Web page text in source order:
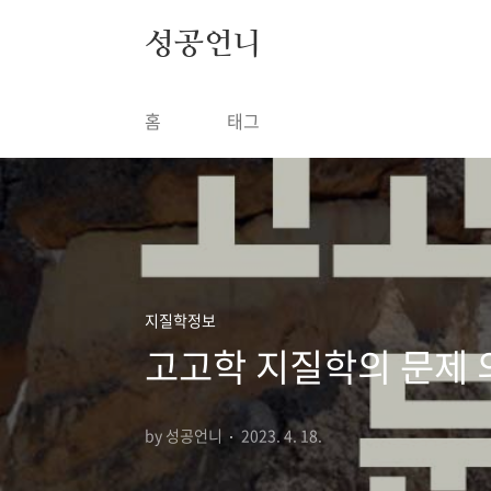
성공언니
홈 태그
지질학정보
고고학 지질학의 문제
by 성공언니 2023. 4. 18.